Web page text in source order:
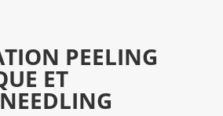
PEELING
ET